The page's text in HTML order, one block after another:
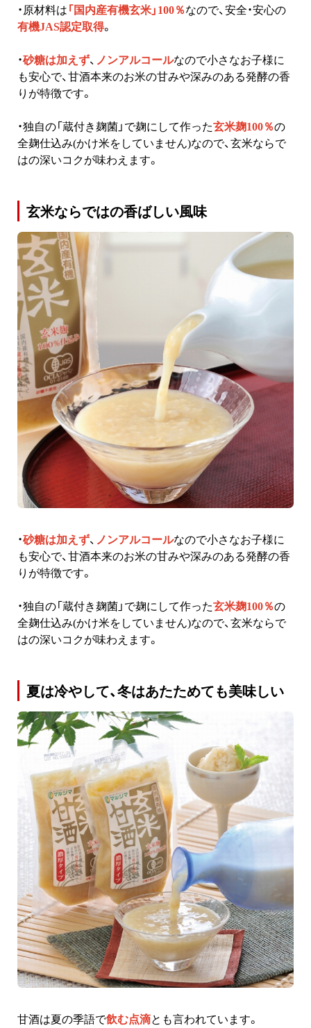
・原材料は「国内産有機玄米」100％なので、安全・安心の
有機JAS認定取得。
・砂糖は加えず、 ノンアルコールなので小さなお子様に
も安心で、甘酒本来のお米の甘みや深みのある発酵の香
りが特徴です。
・独自の「蔵付き麹菌」で麹にして作った玄米麹100％の
全麹仕込み(かけ米をしていません)なので、玄米ならで
はの深いコクが味わえます。
玄米ならではの香ばしい風味
・砂糖は加えず、 ノンアルコールなので小さなお子様に
も安心で、甘酒本来のお米の甘みや深みのある発酵の香
りが特徴です。
・独自の「蔵付き麹菌」で麹にして作った玄米麹100％の
全麹仕込み(かけ米をしていません)なので、玄米ならで
はの深いコクが味わえます。
夏は冷やして、冬はあたためても美味しい
甘酒は夏の季語で飲む点滴とも言われています。